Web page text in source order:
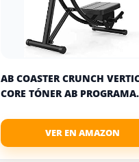
AB COASTER CRUNCH
CORE TÓNER AB